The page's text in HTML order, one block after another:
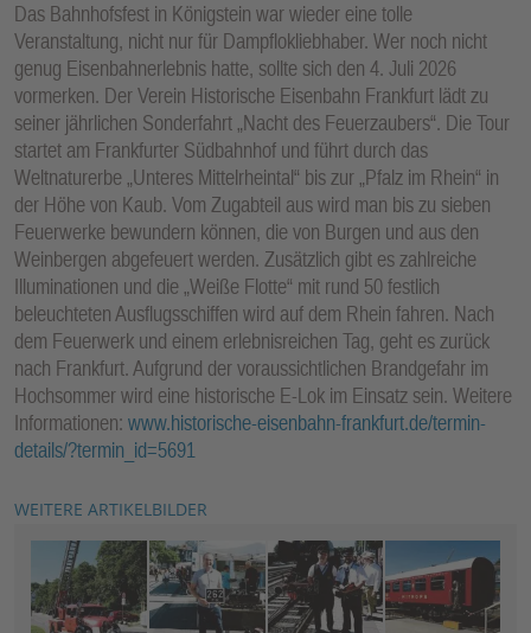
Das Bahnhofsfest in Königstein war wieder eine tolle
Veranstaltung, nicht nur für Dampflokliebhaber. Wer noch nicht
genug Eisenbahnerlebnis hatte, sollte sich den 4. Juli 2026
vormerken. Der Verein Historische Eisenbahn Frankfurt lädt zu
seiner jährlichen Sonderfahrt „Nacht des Feuerzaubers“. Die Tour
startet am Frankfurter Südbahnhof und führt durch das
Weltnaturerbe „Unteres Mittelrheintal“ bis zur „Pfalz im Rhein“ in
der Höhe von Kaub. Vom Zugabteil aus wird man bis zu sieben
Feuerwerke bewundern können, die von Burgen und aus den
Weinbergen abgefeuert werden. Zusätzlich gibt es zahlreiche
Illuminationen und die „Weiße Flotte“ mit rund 50 festlich
beleuchteten Ausflugsschiffen wird auf dem Rhein fahren. Nach
dem Feuerwerk und einem erlebnisreichen Tag, geht es zurück
nach Frankfurt. Aufgrund der voraussichtlichen Brandgefahr im
Hochsommer wird eine historische E-Lok im Einsatz sein. Weitere
Informationen: www.historische-eisenbahn-frankfurt.de/termin-
details/?termin_id=5691
WEITERE ARTIKELBILDER